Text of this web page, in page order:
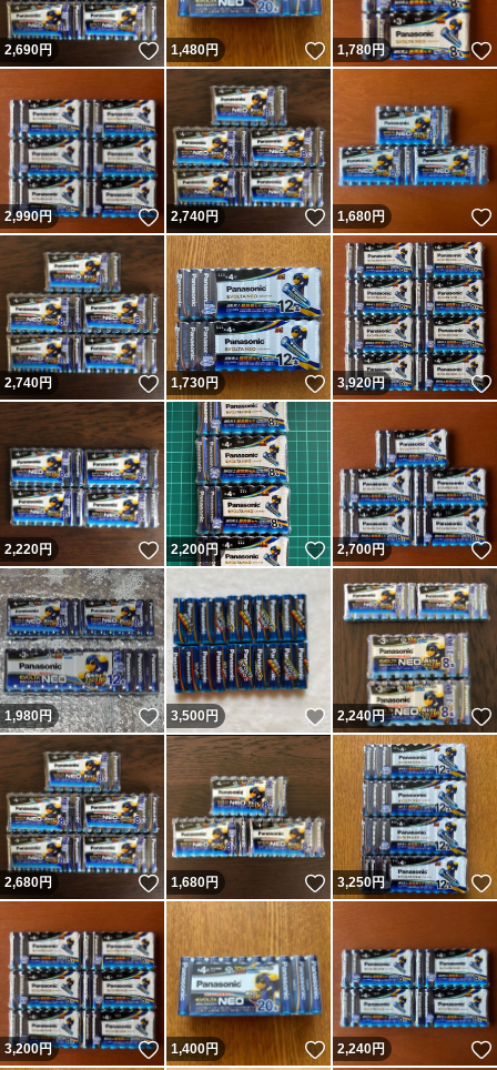
2,690円 いいね！
1,480円 いいね！
1,780円
2,990円 いいね！
2,740円 いいね！
1,680円
2,740円 いいね！
1,730円 いいね！
3,920円
2,220円 いいね！
2,200円 いいね！
2,700円
1,980円 いいね！
3,500円 いいね！
2,240円
2,680円 いいね！
1,680円 いいね！
3,250円
3,200円 いいね！
1,400円 いいね！
2,240円